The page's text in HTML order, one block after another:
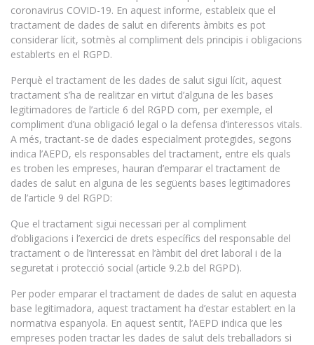
coronavirus COVID-19. En aquest informe, estableix que el
tractament de dades de salut en diferents àmbits es pot
considerar lícit, sotmès al compliment dels principis i obligacions
establerts en el RGPD.
Perquè el tractament de les dades de salut sigui lícit, aquest
tractament s’ha de realitzar en virtut d’alguna de les bases
legitimadores de l’article 6 del RGPD com, per exemple, el
compliment d’una obligació legal o la defensa d’interessos vitals.
A més, tractant-se de dades especialment protegides, segons
indica l’AEPD, els responsables del tractament, entre els quals
es troben les empreses, hauran d’emparar el tractament de
dades de salut en alguna de les següents bases legitimadores
de l’article 9 del RGPD:
Que el tractament sigui necessari per al compliment
d’obligacions i l’exercici de drets específics del responsable del
tractament o de l’interessat en l’àmbit del dret laboral i de la
seguretat i protecció social (article 9.2.b del RGPD).
Per poder emparar el tractament de dades de salut en aquesta
base legitimadora, aquest tractament ha d’estar establert en la
normativa espanyola. En aquest sentit, l’AEPD indica que les
empreses poden tractar les dades de salut dels treballadors si